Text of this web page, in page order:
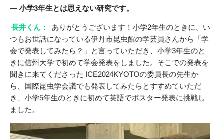
― 小学3年生とは思えない研究です。
長井くん：
ありがとうございます！小学2年生のときに、い
つもお世話になっている伊丹市昆虫館の学芸員さんから「学
会で発表してみたら？」と言っていただき、小学3年生のと
きに信州大学で初めて学会発表をしました。そこでの発表を
聞きに来てくださった ICE2024KYOTOの委員長の先生か
ら、国際昆虫学会議でも発表してみたらとすすめていただ
き、小学5年生のときに初めて英語でポスター発表に挑戦し
ました。